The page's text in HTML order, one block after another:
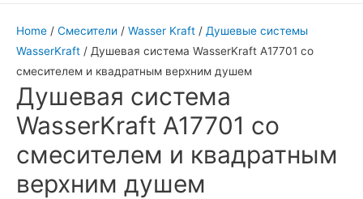
Home / Смесители / Wasser Kraft / Душевые системы
WasserKraft / Душевая система WasserKraft A17701 со
смесителем и квадратным верхним душем
Душевая система
WasserKraft A17701 со
смесителем и квадратным
верхним душем